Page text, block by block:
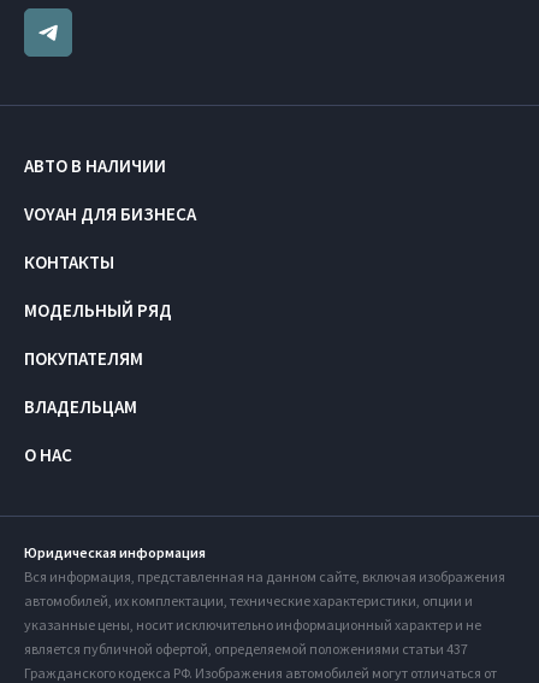
АВТО В НАЛИЧИИ
VOYAH ДЛЯ БИЗНЕСА
КОНТАКТЫ
МОДЕЛЬНЫЙ РЯД
ПОКУПАТЕЛЯМ
ВЛАДЕЛЬЦАМ
О НАС
Юридическая информация
Вся информация, представленная на данном сайте, включая изображения
автомобилей, их комплектации, технические характеристики, опции и
указанные цены, носит исключительно информационный характер и не
является публичной офертой, определяемой положениями статьи 437
Гражданского кодекса РФ. Изображения автомобилей могут отличаться от